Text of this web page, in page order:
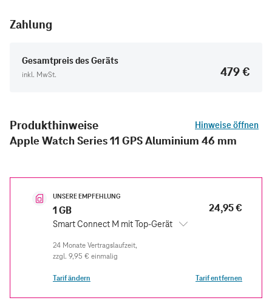
Zahlung
Gesamtpreis des Geräts
inkl. MwSt. 479 €
Produkthinweise Hinweise öffnen
Apple Watch Series 11 GPS Aluminium 46 mm
UNSERE EMPFEHLUNG
1 GB
Smart Connect M mit Top-Gerät
24,95 €
zzgl. 9,95 € einmalig
Tarif ändern Tarif entfernen